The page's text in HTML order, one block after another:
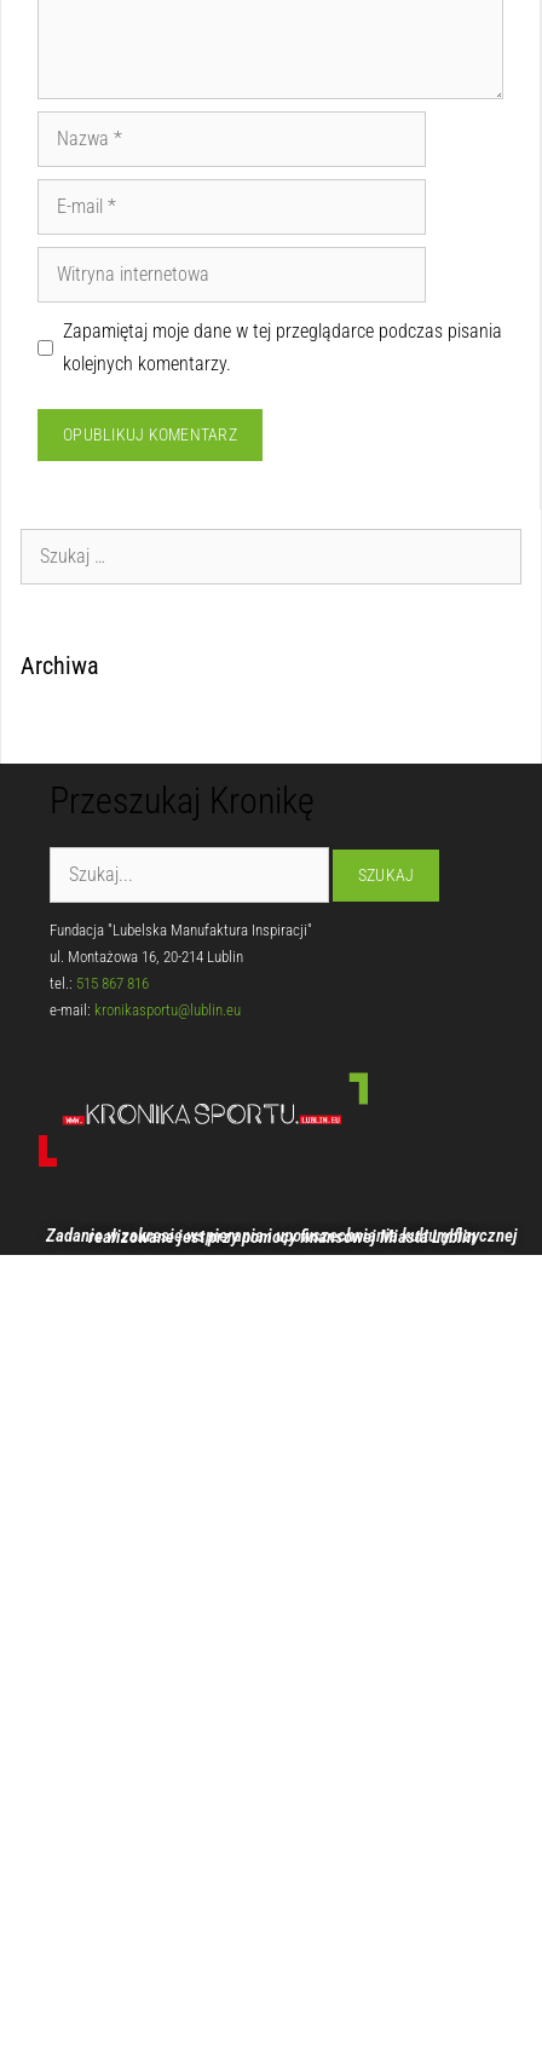
Zapamiętaj moje dane w tej przeglądarce podczas pisania
kolejnych komentarzy.
Archiwa
Przeszukaj Kronikę
Fundacja "Lubelska Manufaktura Inspiracji"
ul. Montażowa 16, 20-214 Lublin
tel.: 515 867 816
e-mail: kronikasportu@lublin.eu
Zadanie w zakresie wspierania i upowszechniania kultury fizycznej realizowane jest przy pomocy finansowej Miasta Lublin